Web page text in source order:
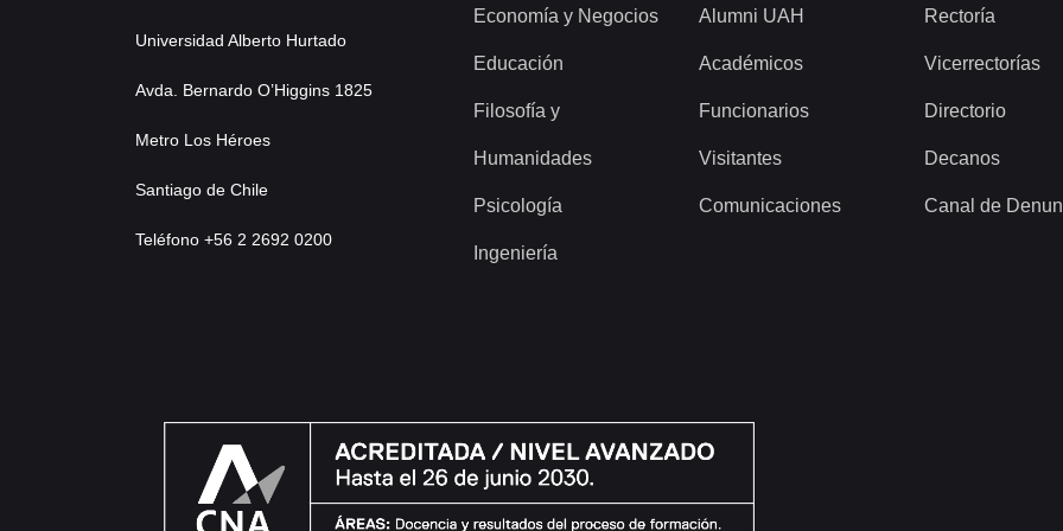
Universidad Alberto Hurtado
Avda. Bernardo O’Higgins 1825
Metro Los Héroes
Santiago de Chile
Teléfono +56 2 2692 0200
Economía y Negocios
Educación
Filosofía y
Humanidades
Psicología
Ingeniería
Alumni UAH
Académicos
Funcionarios
Visitantes
Comunicaciones
Rectoría
Vicerrectorías
Directorio
Decanos
Canal de